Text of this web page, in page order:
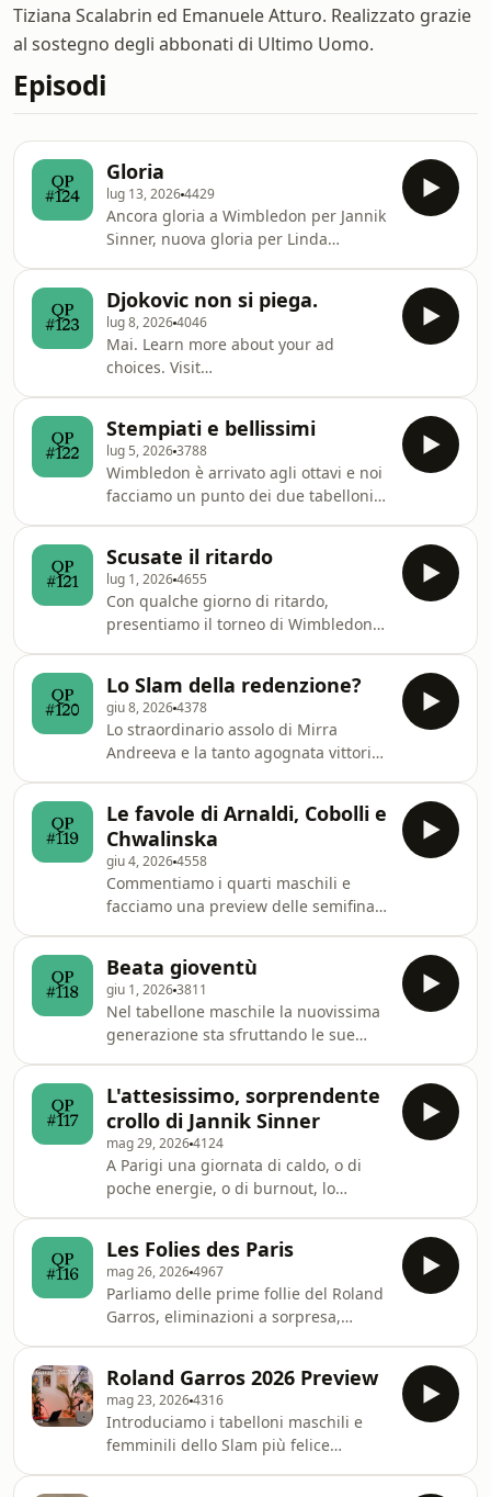
Tiziana Scalabrin ed Emanuele Atturo. Realizzato grazie
al sostegno degli abbonati di Ultimo Uomo.
Episodi
Gloria
lug 13, 20264429
Ancora gloria a Wimbledon per Jannik
Sinner, nuova gloria per Linda
megaphone.fm/adchoices
Djokovic non si piega.
lug 8, 20264046
Mai. Learn more about your ad
choices. Visit
Stempiati e bellissimi
lug 5, 20263788
Wimbledon è arrivato agli ottavi e noi
facciamo un punto dei due tabelloni,
difficoltà. Learn more about your ad
choices. Visit
megaphone.fm/adchoices
Scusate il ritardo
lug 1, 20264655
Con qualche giorno di ritardo,
presentiamo il torneo di Wimbledon
entrambi i tabelloni. Learn more
about your ad choices. Visit
megaphone.fm/adchoices
Lo Slam della redenzione?
giu 8, 20264378
Lo straordinario assolo di Mirra
Andreeva e la tanto agognata vittoria
about your ad choices. Visit
megaphone.fm/adchoices
Le favole di Arnaldi, Cobolli e
Chwalinska
giu 4, 20264558
Commentiamo i quarti maschili e
facciamo una preview delle semifinali,
però commentiamo la grande vittoria
di Chwalinska e quella di Mirra
Andreeeva. Learn more about your ad
choices. Visit
megaphone.fm/adchoices
Beata gioventù
giu 1, 20263811
Nel tabellone maschile la nuovissima
generazione sta sfruttando le sue
about your ad choices. Visit
megaphone.fm/adchoices
L'attesissimo, sorprendente
crollo di Jannik Sinner
mag 29, 20264124
A Parigi una giornata di caldo, o di
poche energie, o di burnout, lo
pochi si aspettavano è succeddo:
Sinner è fuori, e ora? Learn more
about your ad choices. Visit
megaphone.fm/adchoices
Les Folies des Paris
mag 26, 20264967
Parliamo delle prime follie del Roland
Garros, eliminazioni a sorpresa,
Wawrinka. Learn more about your ad
choices. Visit
megaphone.fm/adchoices
Roland Garros 2026 Preview
mag 23, 20264316
Introduciamo i tabelloni maschili e
femminili dello Slam più felice